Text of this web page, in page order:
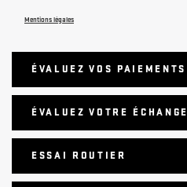
Mentions légales
ÉVALUEZ VOSPAIEMENTS
ÉVALUEZ VOTRE ÉCHANGE
ESSAI ROUTIER